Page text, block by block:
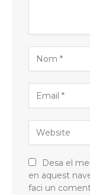
Desa el
en aquest
faci un